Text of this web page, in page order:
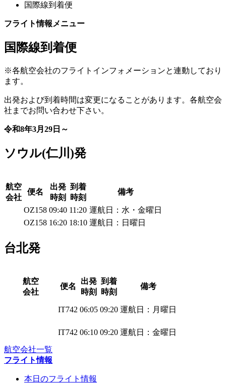
国際線到着便
フライト情報メニュー
国際線到着便
※各航空会社のフライトインフォメーションと連動しており
ます。
出発および到着時間は変更になることがあります。各航空会
社までお問い合わせ下さい。
令和8年3月29日～
ソウル(仁川)発
航空
会社
便名
出発
時刻
到着
時刻
備考
OZ158 09:40 11:20 運航日：水・金曜日
OZ158 16:20 18:10 運航日：日曜日
台北発
航空
会社
便名
出発
時刻
到着
時刻
備考
IT742 06:05 09:20 運航日：月曜日
IT742 06:10 09:20 運航日：金曜日
航空会社一覧
フライト情報
本日のフライト情報